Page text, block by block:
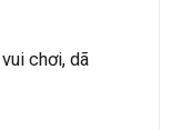
chơi, dã